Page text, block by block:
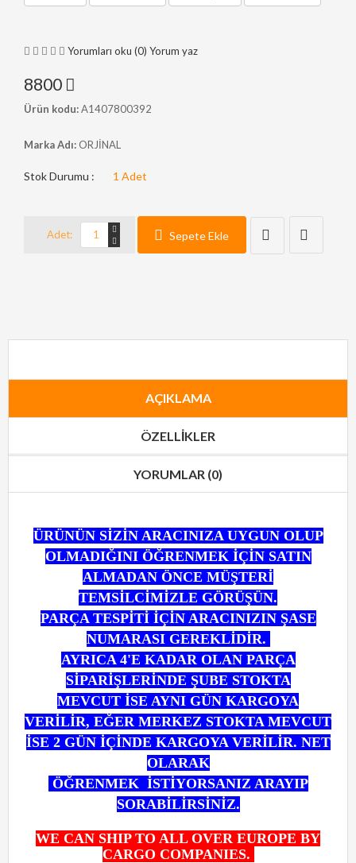
Yorumları oku (0) Yorum yaz
8800
Ürün kodu:A1407800392
Marka Adı: ORJİNAL
Stok Durumu : 1 Adet
Adet: Sepete Ekle
AÇIKLAMA
ÖZELLIKLER
YORUMLAR (0)
ÜRÜNÜN SİZİN ARACINIZA UYGUN OLUP
OLMADIĞINI ÖĞRENMEK İÇİN SATIN
ALMADAN ÖNCE MÜŞTERİ
TEMSİLCİMİZLE GÖRÜŞÜN.
PARÇA TESPİTİ İÇİN ARACINIZIN ŞASE
NUMARASI GEREKLİDİR.
AYRICA 4'E KADAR OLAN PARÇA
SİPARİŞLERİNDE ŞUBE STOKTA
MEVCUT İSE AYNI GÜN KARGOYA
VERİLİR, EĞER MERKEZ STOKTA MEVCUT
İSE 2 GÜN İÇİNDE KARGOYA VERİLİR. NET
OLARAK
ÖĞRENMEK İSTİYORSANIZ ARAYIP
SORABİLİRSİNİZ.
WE CAN SHIP TO ALL OVER EUROPE BY
CARGO COMPANIES.